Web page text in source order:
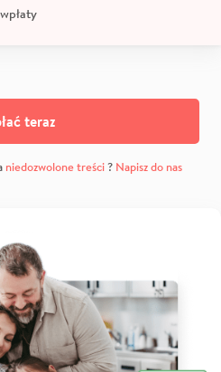
teraz
niedozwolone treści? Napisz do nas